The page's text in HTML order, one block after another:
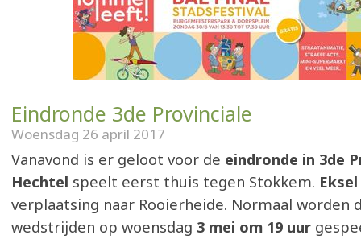
Eindronde 3de Provinciale
Woensdag 26 april 2017
Vanavond is er geloot voor de eindronde in 3de
Hechtel speelt eerst thuis tegen Stokkem. Eksel
verplaatsing naar Rooierheide. Normaal worden
wedstrijden op woensdag 3 mei om 19 uur